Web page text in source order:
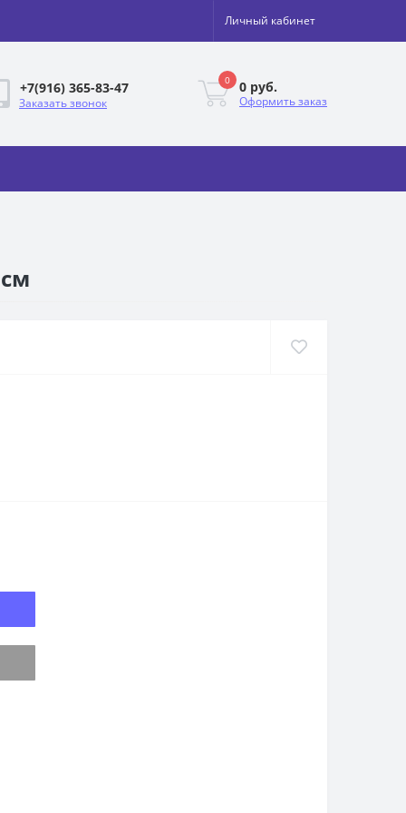
Личный кабинет
+7(916) 365-83-47
Заказать звонок
0 0 руб.
Оформить заказ